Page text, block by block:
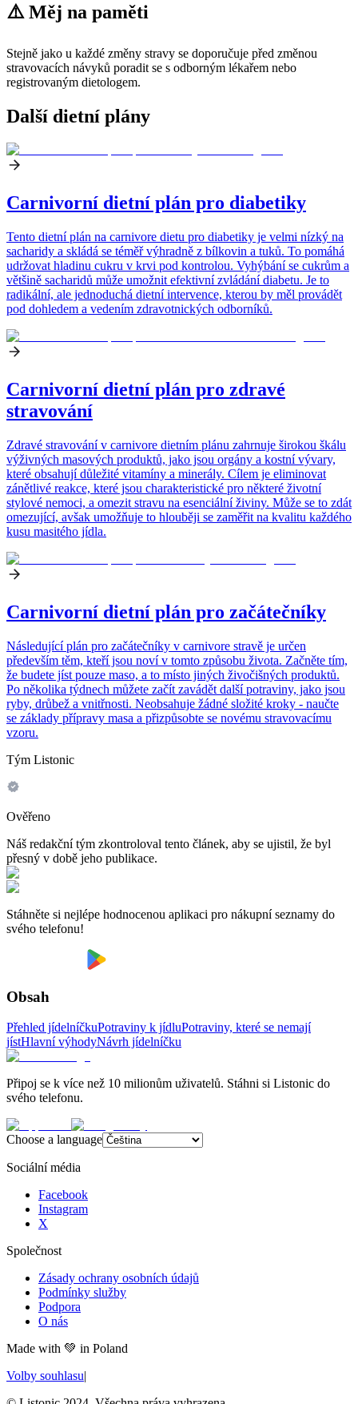
⚠️ Měj na paměti
Stejně jako u každé změny stravy se doporučuje před změnou
stravovacích návyků poradit se s odborným lékařem nebo
registrovaným dietologem.
Další dietní plány
Carnivorní dietní plán pro diabetiky
Tento dietní plán na carnivore dietu pro diabetiky je velmi nízký na
sacharidy a skládá se téměř výhradně z bílkovin a tuků. To pomáhá
udržovat hladinu cukru v krvi pod kontrolou. Vyhýbání se cukrům a
většině sacharidů může umožnit efektivní zvládání diabetu. Je to
radikální, ale jednoduchá dietní intervence, kterou by měl provádět
pod dohledem a vedením zdravotnických odborníků.
Carnivorní dietní plán pro zdravé
stravování
Zdravé stravování v carnivore dietním plánu zahrnuje širokou škálu
výživných masových produktů, jako jsou orgány a kostní vývary,
které obsahují důležité vitamíny a minerály. Cílem je eliminovat
zánětlivé reakce, které jsou charakteristické pro některé životní
stylové nemoci, a omezit stravu na esenciální živiny. Může se to zdát
omezující, avšak umožňuje to hlouběji se zaměřit na kvalitu každého
kusu masitého jídla.
Carnivorní dietní plán pro začátečníky
Následující plán pro začátečníky v carnivore stravě je určen
především těm, kteří jsou noví v tomto způsobu života. Začněte tím,
že budete jíst pouze maso, a to místo jiných živočišných produktů.
Po několika týdnech můžete začít zavádět další potraviny, jako jsou
ryby, drůbež a vnitřnosti. Neobsahuje žádné složité kroky - naučte
se základy přípravy masa a přizpůsobte se novému stravovacímu
vzoru.
Tým Listonic
Ověřeno
Náš redakční tým zkontroloval tento článek, aby se ujistil, že byl
přesný v době jeho publikace.
Stáhněte si nejlépe hodnocenou aplikaci pro nákupní seznamy do
svého telefonu!
Obsah
Přehled jídelníčkuPotraviny k jídluPotraviny, které se nemají
jístHlavní výhodyNávrh jídelníčku
Připoj se k více než 10 milionům uživatelů. Stáhni si Listonic do
svého telefonu.
Choose a language
Sociální média
Facebook
Instagram
X
Společnost
Zásady ochrany osobních údajů
Podmínky služby
Podpora
O nás
Made with 💚 in Poland
Volby souhlasu|